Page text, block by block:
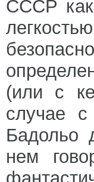
СССР как
(или с
случае с
Бадольо
нем